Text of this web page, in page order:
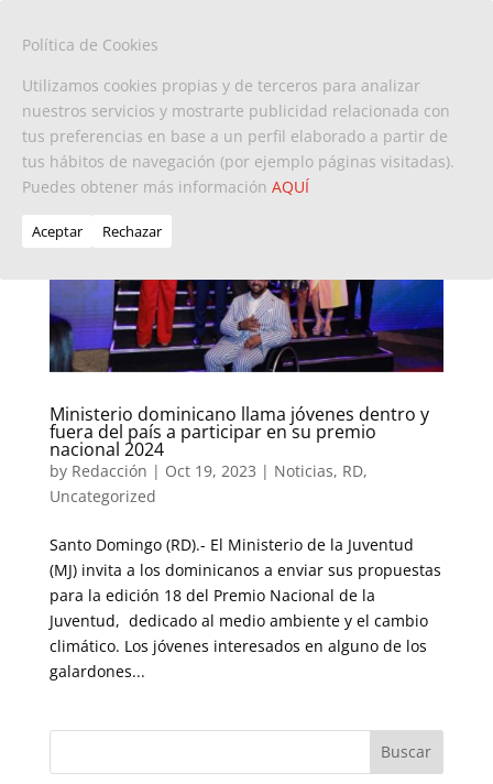
Ministerio dominicano llama jóvenes dentro y
fuera del país a participar en su premio
nacional 2024
by Redacción | Oct 19, 2023 | Noticias, RD,
Uncategorized
Santo Domingo (RD).- El Ministerio de la Juventud
(MJ) invita a los dominicanos a enviar sus propuestas
para la edición 18 del Premio Nacional de la
Juventud, dedicado al medio ambiente y el cambio
climático. Los jóvenes interesados en alguno de los
galardones...
Política de Cookies
Utilizamos cookies propias y de terceros para analizar
nuestros servicios y mostrarte publicidad relacionada con
tus preferencias en base a un perfil elaborado a partir de
tus hábitos de navegación (por ejemplo páginas visitadas).
Puedes obtener más información AQUÍ
Aceptar Rechazar